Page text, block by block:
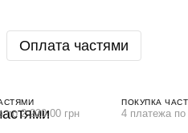
Оплата частями
по 2 220.00 грн
ПОКУПКА
4 платежа по